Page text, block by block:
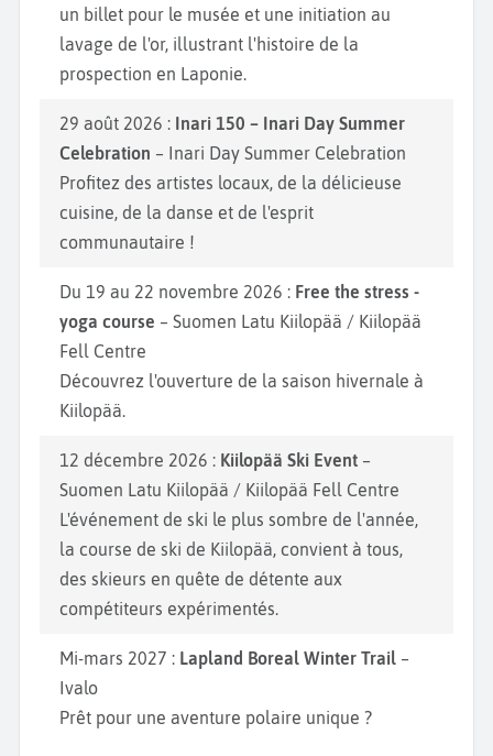
un billet pour le musée et une initiation au
lavage de l'or, illustrant l'histoire de la
prospection en Laponie.
29 août 2026 : Inari 150 – Inari Day Summer
Celebration – Inari Day Summer Celebration
Profitez des artistes locaux, de la délicieuse
cuisine, de la danse et de l'esprit
communautaire !
Du 19 au 22 novembre 2026 : Free the stress -
yoga course – Suomen Latu Kiilopää / Kiilopää
Fell Centre
Découvrez l'ouverture de la saison hivernale à
Kiilopää.
12 décembre 2026 : Kiilopää Ski Event –
Suomen Latu Kiilopää / Kiilopää Fell Centre
L'événement de ski le plus sombre de l'année,
la course de ski de Kiilopää, convient à tous,
des skieurs en quête de détente aux
compétiteurs expérimentés.
Mi-mars 2027 : Lapland Boreal Winter Trail –
Ivalo
Prêt pour une aventure polaire unique ?